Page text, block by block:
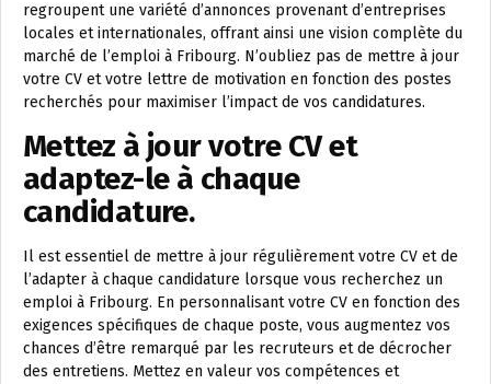
regroupent une variété d’annonces provenant d’entreprises
locales et internationales, offrant ainsi une vision complète du
marché de l’emploi à Fribourg. N’oubliez pas de mettre à jour
votre CV et votre lettre de motivation en fonction des postes
recherchés pour maximiser l’impact de vos candidatures.
Mettez à jour votre CV et
adaptez-le à chaque
candidature.
Il est essentiel de mettre à jour régulièrement votre CV et de
l’adapter à chaque candidature lorsque vous recherchez un
emploi à Fribourg. En personnalisant votre CV en fonction des
exigences spécifiques de chaque poste, vous augmentez vos
chances d’être remarqué par les recruteurs et de décrocher
des entretiens. Mettez en valeur vos compétences et